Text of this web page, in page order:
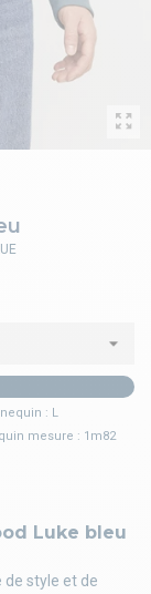
Luke bleu
de style et de
: L
mesure : 1m82